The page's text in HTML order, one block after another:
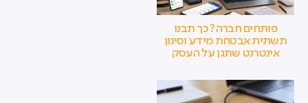
פותחים חברה? כך תבנו
תשתית אבטחת מידע וסינון
אינטרנט שתגן על העסק